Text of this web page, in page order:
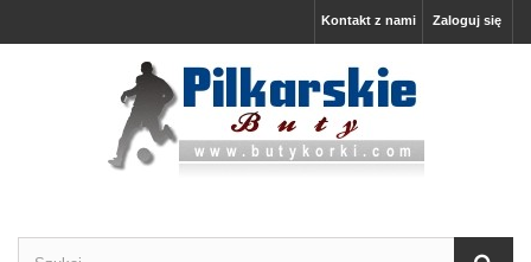
Zaloguj się
Kontakt z nami